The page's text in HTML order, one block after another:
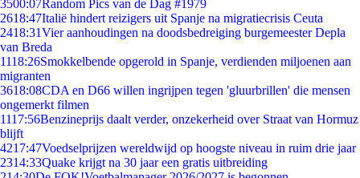
3500:07Random Pics van de Dag #1979
2618:47Italië hindert reizigers uit Spanje na migratiecrisis Ceuta
2418:31Vier aanhoudingen na doodsbedreiging burgemeester Depla
van Breda
1118:26Smokkelbende opgerold in Spanje, verdienden miljoenen aan
migranten
3618:08CDA en D66 willen ingrijpen tegen 'gluurbrillen' die mensen
ongemerkt filmen
1117:56Benzineprijs daalt verder, onzekerheid over Straat van Hormuz
blijft
4217:47Voedselprijzen wereldwijd op hoogste niveau in ruim drie jaar
2314:33Quake krijgt na 30 jaar een gratis uitbreiding